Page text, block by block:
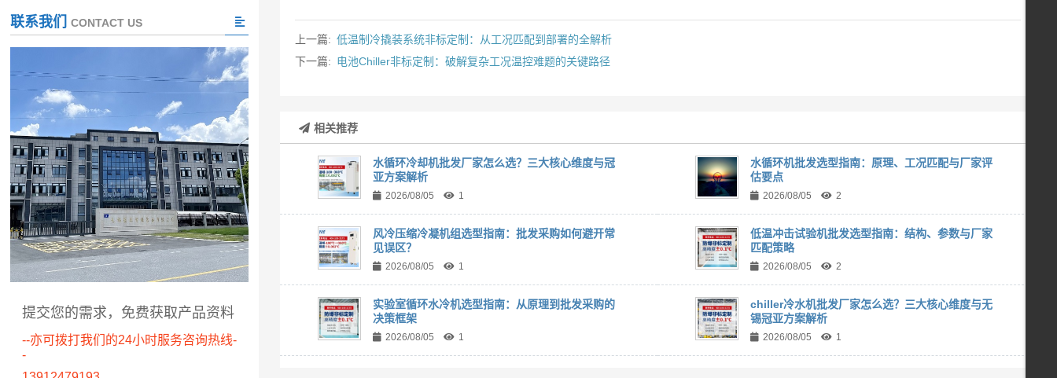
上一篇: 低温制冷撬装系统非标定制：从工况匹配到部署的全解析
下一篇: 电池Chiller非标定制：破解复杂工况温控难题的关键路径
相关推荐
水循环冷却机批发厂家怎么选？三大核心维度与冠
亚方案解析
2026/08/05 1
水循环机批发选型指南：原理、工况匹配与厂家评
估要点
2026/08/05 2
风冷压缩冷凝机组选型指南：批发采购如何避开常
见误区？
2026/08/05 1
低温冲击试验机批发选型指南：结构、参数与厂家
匹配策略
2026/08/05 2
实验室循环水冷机选型指南：从原理到批发采购的
决策框架
2026/08/05 1
chiller冷水机批发厂家怎么选？三大核心维度与无
锡冠亚方案解析
2026/08/05 1
联系我们 CONTACT US
提交您的需求，免费获取产品资料
--亦可拨打我们的24小时服务咨询热线-
-